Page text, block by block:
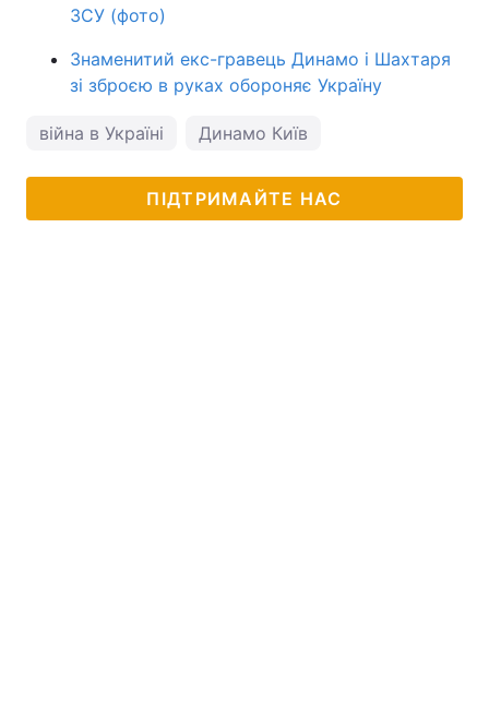
ЗСУ (фото)
Знаменитий екс-гравець Динамо і Шахтаря
зі зброєю в руках обороняє Україну
війна в Україні Динамо Київ
ПІДТРИМАЙТЕ НАС